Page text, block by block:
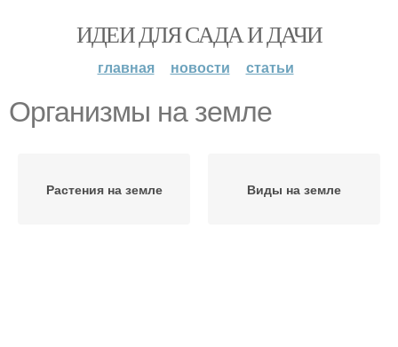
ИДЕИ ДЛЯ САДА И ДАЧИ
главная новости статьи
Организмы на земле
Растения на земле Виды на земле